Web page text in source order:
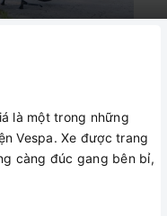
là một trong những
Vespa. Xe được trang
càng đúc gang bên bỉ,